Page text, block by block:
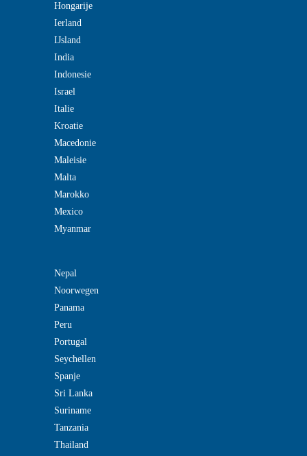
Hongarije
Ierland
IJsland
India
Indonesie
Israel
Italie
Kroatie
Macedonie
Maleisie
Malta
Marokko
Mexico
Myanmar
Nepal
Noorwegen
Panama
Peru
Portugal
Seychellen
Spanje
Sri Lanka
Suriname
Tanzania
Thailand